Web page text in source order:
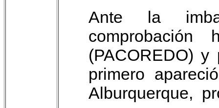
Ante la
comprobación
(PACOREDO) y
primero
Alburquerque,